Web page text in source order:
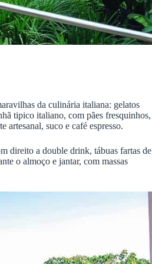
da culinária italiana: gelatos
tipico italiano, com pães fresquinhos,
artesanal, suco e café espresso.
direito a double drink, tábuas fartas de
o almoço e jantar, com massas